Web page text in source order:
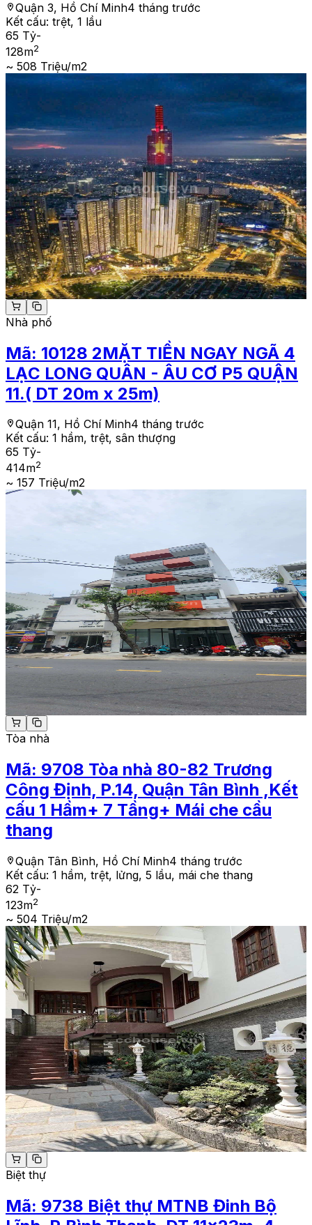
Quận 3, Hồ Chí Minh4 tháng trước
Kết cấu: trệt, 1 lầu
65 Tỷ-
128m2
~ 508 Triệu/m2
Nhà phố
Mã: 10128 2MẶT TIỀN NGAY NGÃ 4
LẠC LONG QUÂN - ÂU CƠ P5 QUẬN
11.( DT 20m x 25m)
Quận 11, Hồ Chí Minh4 tháng trước
Kết cấu: 1 hầm, trệt, sân thượng
65 Tỷ-
414m2
~ 157 Triệu/m2
Tòa nhà
Mã: 9708 Tòa nhà 80-82 Trương
Công Định, P.14, Quận Tân Bình ,Kết
cấu 1 Hầm+ 7 Tầng+ Mái che cầu
thang
Quận Tân Bình, Hồ Chí Minh4 tháng trước
Kết cấu: 1 hầm, trệt, lửng, 5 lầu, mái che thang
62 Tỷ-
123m2
~ 504 Triệu/m2
Biệt thự
Mã: 9738 Biệt thự MTNB Đinh Bộ